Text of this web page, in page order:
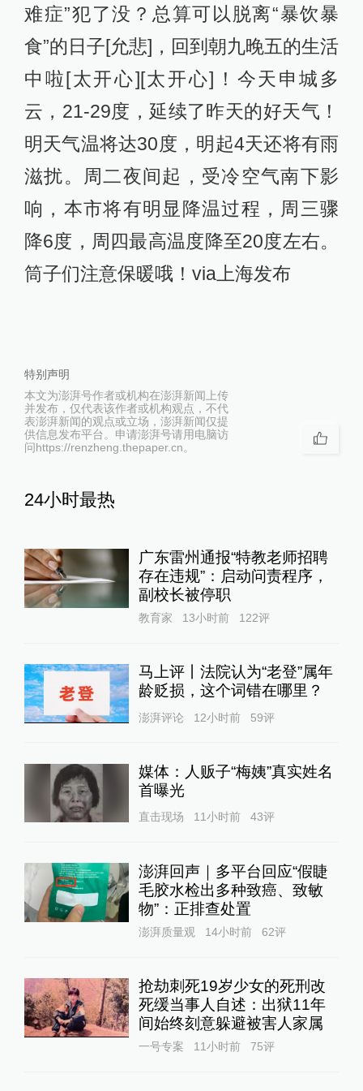
难症”犯了没？总算可以脱离“暴饮暴
食”的日子[允悲]，回到朝九晚五的生活
中啦[太开心][太开心]！今天申城多
云，21-29度，延续了昨天的好天气！
明天气温将达30度，明起4天还将有雨
滋扰。周二夜间起，受冷空气南下影
响，本市将有明显降温过程，周三骤
降6度，周四最高温度降至20度左右。
筒子们注意保暖哦！via上海发布
特别声明
本文为澎湃号作者或机构在澎湃新闻上传
并发布，仅代表该作者或机构观点，不代
表澎湃新闻的观点或立场，澎湃新闻仅提
供信息发布平台。申请澎湃号请用电脑访
问https://renzheng.thepaper.cn。
24小时最热
广东雷州通报“特教老师招聘
存在违规”：启动问责程序，
副校长被停职
教育家 13小时前 122评
马上评丨法院认为“老登”属年
龄贬损，这个词错在哪里？
澎湃评论 12小时前 59评
媒体：人贩子“梅姨”真实姓名
首曝光
直击现场 11小时前 43评
澎湃回声｜多平台回应“假睫
毛胶水检出多种致癌、致敏
物”：正排查处置
澎湃质量观 14小时前 62评
抢劫刺死19岁少女的死刑改
死缓当事人自述：出狱11年
间始终刻意躲避被害人家属
一号专案 11小时前 75评